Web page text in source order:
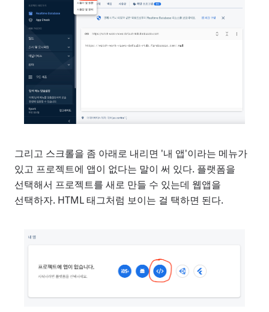
그리고 스크롤을 좀 아래로 내리면 '내 앱'이라는 메뉴가
있고 프로젝트에 앱이 없다는 말이 써 있다. 플랫폼을
선택해서 프로젝트를 새로 만들 수 있는데 웹앱을
선택하자. HTML 태그처럼 보이는 걸 택하면 된다.